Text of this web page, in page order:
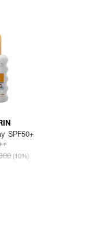
SPF50+
(10%)